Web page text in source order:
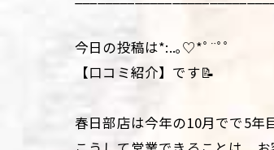
今日の投稿は*:..｡♡*ﾟ¨ﾟﾟ
【口コミ紹介】です📝
春日部店は今年の10月でで5年